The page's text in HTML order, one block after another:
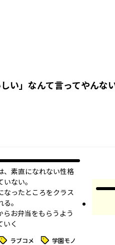
い」なんて言ってやんな
、素直になれない性格
ない。
なったところをクラス
。
らお弁当をもらうよう
く――
グ ラブコメ タグ 学園モノ